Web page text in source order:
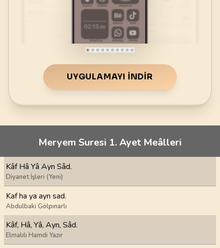
UYGULAMAYI İNDIR
Meryem Suresi 1. Ayet Meâlleri
Kâf Hâ Yâ Ayn Sâd.
Diyanet İşleri (Yeni)
Kaf ha ya ayn sad.
Abdulbaki Gölpınarlı
Kâf, Hâ, Yâ, Ayn, Sâd.
Elmalılı Hamdi Yazır